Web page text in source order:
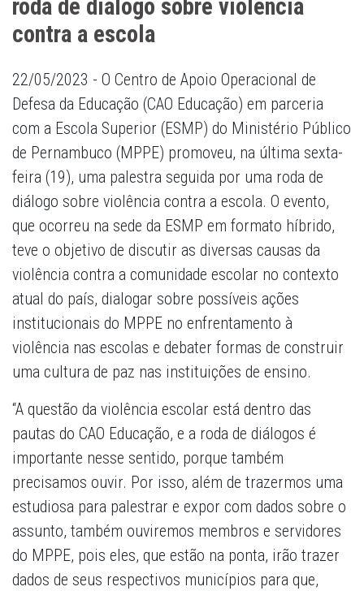
roda de diálogo sobre violência
contra a escola
22/05/2023 - O Centro de Apoio Operacional de
Defesa da Educação (CAO Educação) em parceria
com a Escola Superior (ESMP) do Ministério Público
de Pernambuco (MPPE) promoveu, na última sexta-
feira (19), uma palestra seguida por uma roda de
diálogo sobre violência contra a escola. O evento,
que ocorreu na sede da ESMP em formato híbrido,
teve o objetivo de discutir as diversas causas da
violência contra a comunidade escolar no contexto
atual do país, dialogar sobre possíveis ações
institucionais do MPPE no enfrentamento à
violência nas escolas e debater formas de construir
uma cultura de paz nas instituições de ensino.
“A questão da violência escolar está dentro das
pautas do CAO Educação, e a roda de diálogos é
importante nesse sentido, porque também
precisamos ouvir. Por isso, além de trazermos uma
estudiosa para palestrar e expor com dados sobre o
assunto, também ouviremos membros e servidores
do MPPE, pois eles, que estão na ponta, irão trazer
dados de seus respectivos municípios para que,